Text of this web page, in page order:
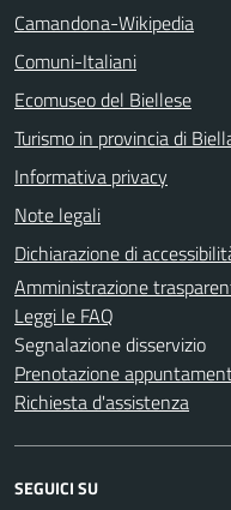
Camandona-Wikipedia
Comuni-Italiani
Ecomuseo del Biellese
Turismo in provincia di
Informativa privacy
Note legali
Dichiarazione di
Amministrazione
Leggi le FAQ
Segnalazione disservizio
Prenotazione
Richiesta d'assistenza
SEGUICI SU